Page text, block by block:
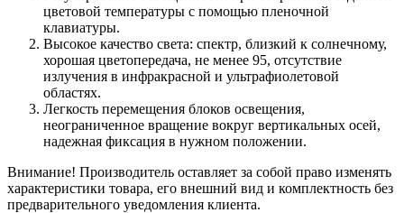
цветовой температуры с помощью пленочной
клавиатуры.
Высокое качество света: спектр, близкий к солнечному,
хорошая цветопередача, не менее 95, отсутствие
излучения в инфракрасной и ультрафиолетовой
областях.
Легкость перемещения блоков освещения,
неограниченное вращение вокруг вертикальных осей,
надежная фиксация в нужном положении.
Внимание! Производитель оставляет за собой право изменять
характеристики товара, его внешний вид и комплектность без
предварительного уведомления клиента.